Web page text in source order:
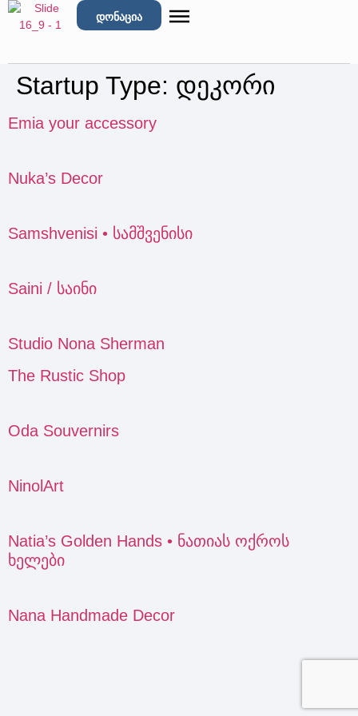
დონაცია
Startup Type: დეკორი
Emia your accessory
Nuka’s Decor
Samshvenisi • სამშვენისი
Saini / საინი
Studio Nona Sherman
The Rustic Shop
Oda Souvernirs
NinolArt
Natia’s Golden Hands • ნათიას ოქროს
ხელები
Nana Handmade Decor